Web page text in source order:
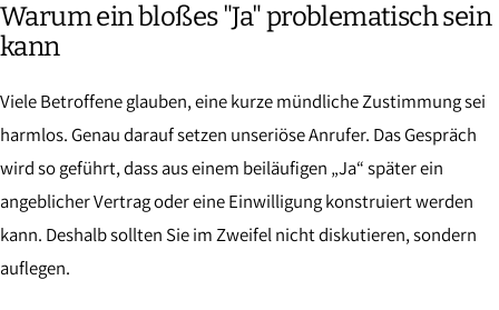
Warum ein bloßes "Ja" problematisch sein
kann
Viele Betroffene glauben, eine kurze mündliche Zustimmung sei
harmlos. Genau darauf setzen unseriöse Anrufer. Das Gespräch
wird so geführt, dass aus einem beiläufigen „Ja“ später ein
angeblicher Vertrag oder eine Einwilligung konstruiert werden
kann. Deshalb sollten Sie im Zweifel nicht diskutieren, sondern
auflegen.